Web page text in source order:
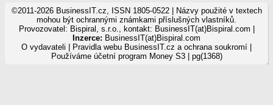
©2011-2026 BusinessIT.cz, ISSN 1805-0522 | Názvy použité v textech
mohou být ochrannými známkami příslušných vlastníků.
Provozovatel: Bispiral, s.r.o., kontakt: BusinessIT(at)Bispiral.com |
Inzerce: BusinessIT(at)Bispiral.com
O vydavateli
Pravidla webu BusinessIT.cz a ochrana soukromí
Používáme účetní program Money S3| pg(1368)